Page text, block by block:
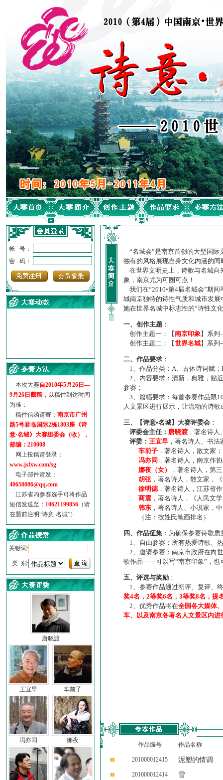
帐 号：
密 码：
·【诗意·名城】地铁展示作...
·诗意名城·地铁时间
地铁完美呈现【诗意·名城...
参赛作品多达5000多首
“诗意·名城”晒诗会
特别通知--致广大诗词爱好...
本次大赛自2010年5月26日—
9月26日截稿， 以稿件到达时间
为准：
稿件信函请寄： 南京市广州
路5号君临国际2栋1803座《诗
意·名城》大赛组委会（收），
邮编：210008
网上投稿请登录：
www.jsfxw.com/sg
电子邮件请发：
40650086@qq.com
江苏省内参赛选手可将作品
短信发送至： 10621199856 （请
在题前注明“诗意·名城”）
关键词:
类 别:
唐晓渡
王宜早 车前子
冯亦同 娜夜
“名城会”是南京首创的大型国际
独有的风格展现自身文化内涵的
在世界文明史上，诗歌与名城向
象，南京尤为可圈可点！
我们在“2010•第4届名城会”期
城南京独特的诗性气质和城市发
她在世界名城中标志性的“诗性文
一、创作主题 ：
创作主题一：【南京印象】系
创作主题二：【世界名城】系
二、作品要求 ：
1、作品分类：A、古体诗词赋；
2、内容要求：清新，典雅，贴
参赛；
3、篇幅要求：每首参赛作品限
人文景区进行展示，让流动的诗
三、【诗意•名城】大赛评委会 ：
评委会主任： 唐晓渡 ，著名诗
评委： 王宜早 ，著名诗人、书
车前子 ，著名诗人，散文家；
冯亦同 ，著名诗人，南京作
娜夜（女）
，著名诗人，第
胡弦，著名诗人，散文家，
徐明德，著名诗人，江苏省
商震 ，著名诗人，《人民文
韩东 ，著名诗人、小说家，
（注：按姓氏笔画排名）
四、作品征集 ：为确保参赛诗歌
1、自由参赛：所有热爱诗歌、
2、邀请参赛：南京市政府在向
歌作品——可以写“南京印象”，也
五、评选与奖励 ：
1、参赛作品通过初评、复评、
奖4名，2等奖6名，3等奖8名，提
2、优秀作品将在全国各大媒体
车、以及南京各著名人文景区内进
作品编号 作品名称
201000012415 泥塑的情调
201000012414 雪